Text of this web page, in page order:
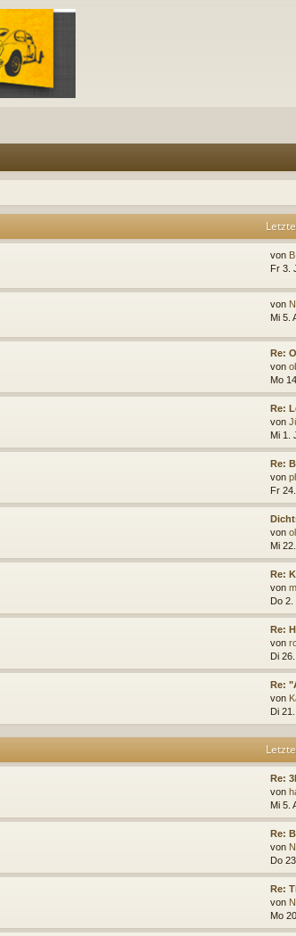
von
Fr 3.
von
Mi 5.
Re:
von
Mo
Re:
von
Mi 1.
Re:
von
Fr
von
Mi
Re:
von
Do 2.
Re:
von
Di
Re:
von
Di
Re:
von
Mi 5.
Re:
von
Do
Re:
von
Mo